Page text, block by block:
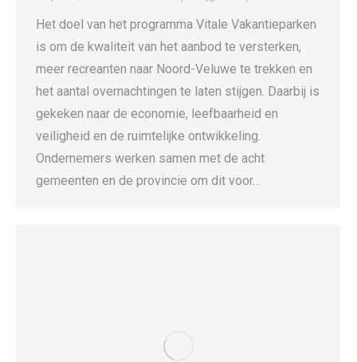
Het doel van het programma Vitale Vakantieparken
is om de kwaliteit van het aanbod te versterken,
meer recreanten naar Noord-Veluwe te trekken en
het aantal overnachtingen te laten stijgen. Daarbij is
gekeken naar de economie, leefbaarheid en
veiligheid en de ruimtelijke ontwikkeling.
Ondernemers werken samen met de acht
gemeenten en de provincie om dit voor…